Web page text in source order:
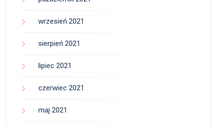
wrzesień 2021
sierpień 2021
lipiec 2021
czerwiec 2021
maj 2021